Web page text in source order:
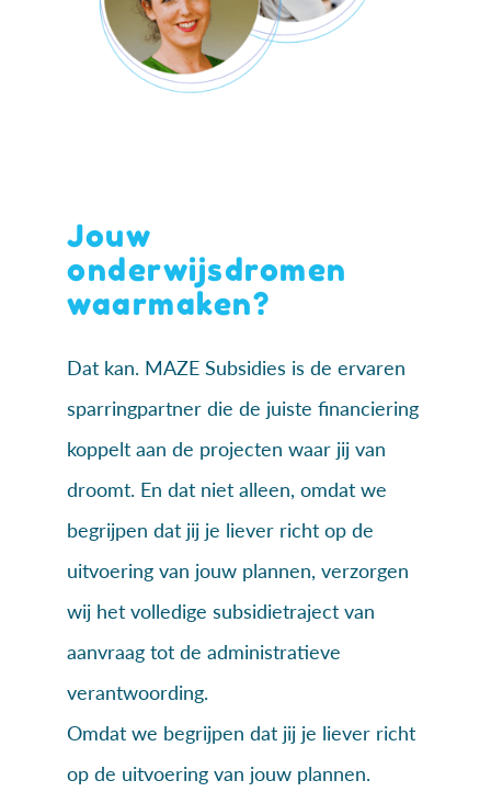
Jouw
onderwijsdromen
waarmaken?
Dat kan. MAZE Subsidies is de ervaren
sparringpartner die de juiste financiering
koppelt aan de projecten waar jij van
droomt. En dat niet alleen, omdat we
begrijpen dat jij je liever richt op de
uitvoering van jouw plannen, verzorgen
wij het volledige subsidietraject van
aanvraag tot de administratieve
verantwoording.
Omdat we begrijpen dat jij je liever richt
op de uitvoering van jouw plannen.